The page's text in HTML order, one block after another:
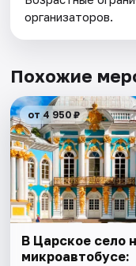
организаторов.
Похожие
от 4 950 ₽
В Царское село
микроавтобусе: